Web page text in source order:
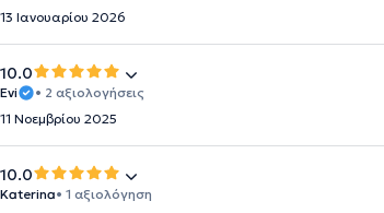
13 Ιανουαρίου 2026
10.0
Evi
• 2 αξιολογήσεις
11 Νοεμβρίου 2025
10.0
Katerina• 1 αξιολόγηση